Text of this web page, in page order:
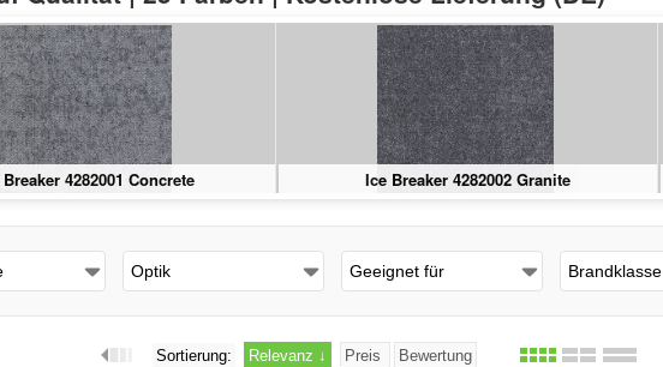
4282001 Concrete Ice Breaker 4282002 Granite
Optik Geeignet für Brandklasse
Sortierung: Relevanz ↓ Preis Bewertung